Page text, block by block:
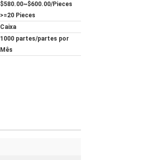
$580.00~$600.00/Pieces
>=20 Pieces
Caixa
1000 partes/partes por
Mês